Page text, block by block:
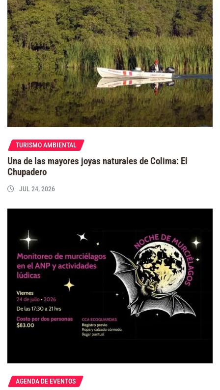
TURISMO AMBIENTAL
Una de las mayores joyas naturales de Colima: El
Chupadero
JUL 24, 2026
AGENDA DE EVENTOS